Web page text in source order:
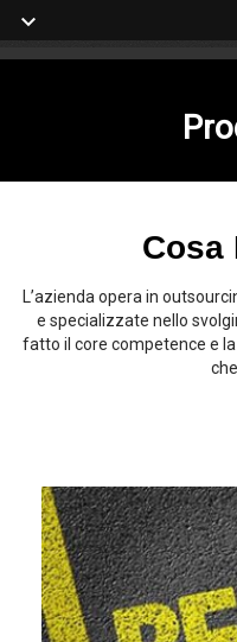
Cosa
L’azienda opera in
e specializzate nello
fatto il core competence e